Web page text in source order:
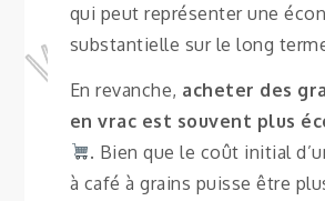
qui peut représenter une
substantielle sur le long
En revanche, acheter des
en vrac est souvent plus
. Bien que le coût initial
à café à grains puisse être